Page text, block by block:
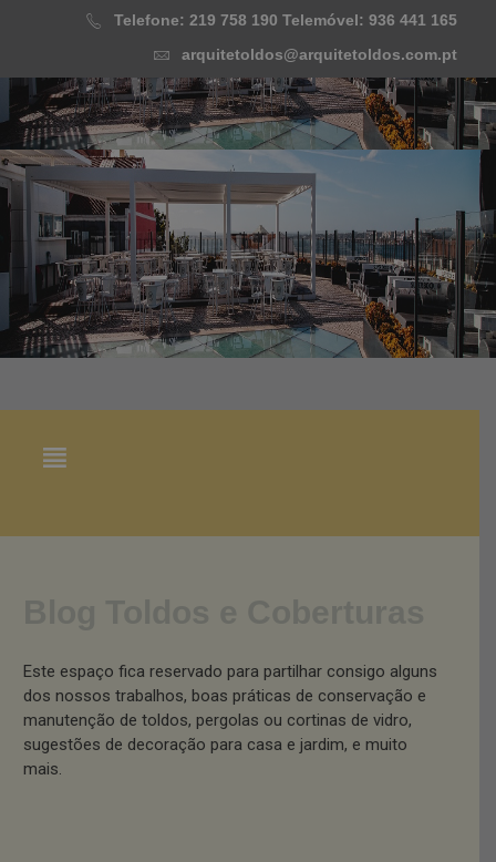
Telefone: 219 758 190 Telemóvel: 936 441 165
arquitetoldos@arquitetoldos.com.pt
Este espaço fica reservado para partilhar consigo alguns
dos nossos trabalhos, boas práticas de conservação e
manutenção de toldos, pergolas ou cortinas de vidro,
sugestões de decoração para casa e jardim, e muito
mais.